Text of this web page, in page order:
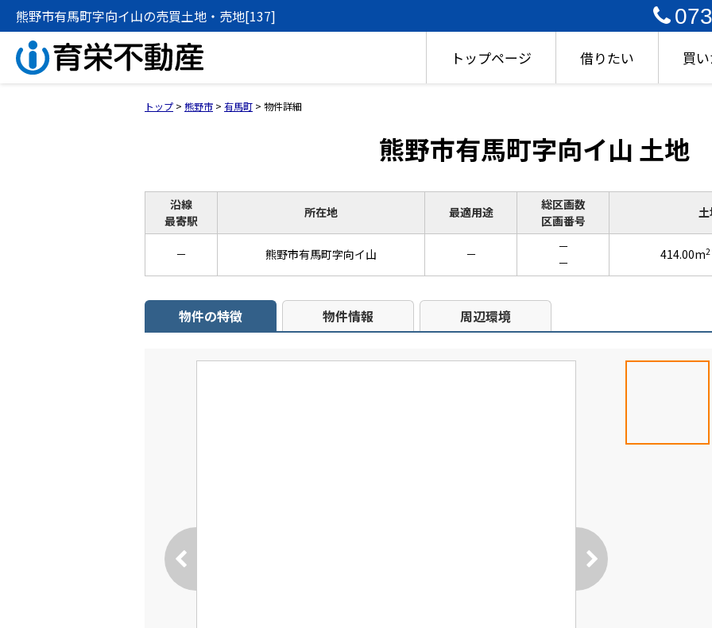
熊野市有馬町字向イ山の売買土地・売地[137]
トップページ 借りたい 買
トップ > 熊野市 > 有馬町 > 物件詳細
熊野市有馬町字向イ山 土地
沿線
最寄駅
所在地 最適用途
総区画数
区画番号
－ 熊野市有馬町字向イ山 －
－
－
414.00m2
物件の特徴 物件情報 周辺環境